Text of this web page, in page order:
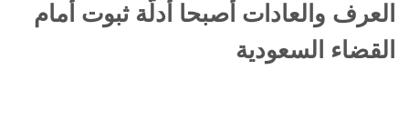
العرف والعادات أصبحا أدلّة ثبوت أمام
القضاء السعودية